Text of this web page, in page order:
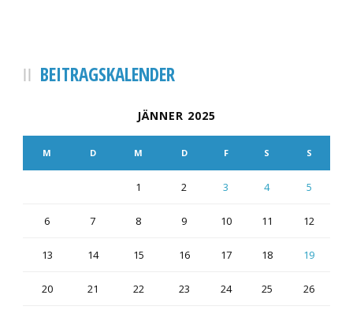
BEITRAGSKALENDER
JÄNNER 2025
M D M D F S S
1 2 3 4 5
6 7 8 9 10 11 12
13 14 15 16 17 18 19
20 21 22 23 24 25 26